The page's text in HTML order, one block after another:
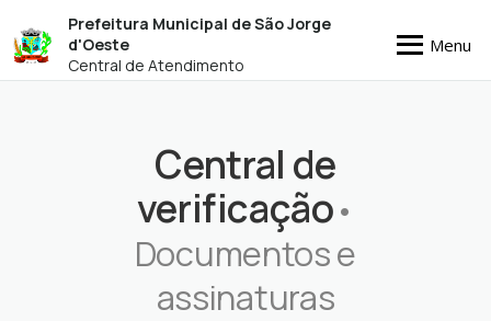
Prefeitura Municipal de São Jorge
d'Oeste
Central de Atendimento
Menu
Central de
verificação•
Documentos e
assinaturas